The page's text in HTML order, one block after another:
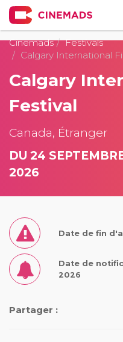
Cinemads
Festivals
Calgary International
Calgary
Festival
Canada, Étranger
DU 24
2026
Date de fin
Date de
2026
Partager :